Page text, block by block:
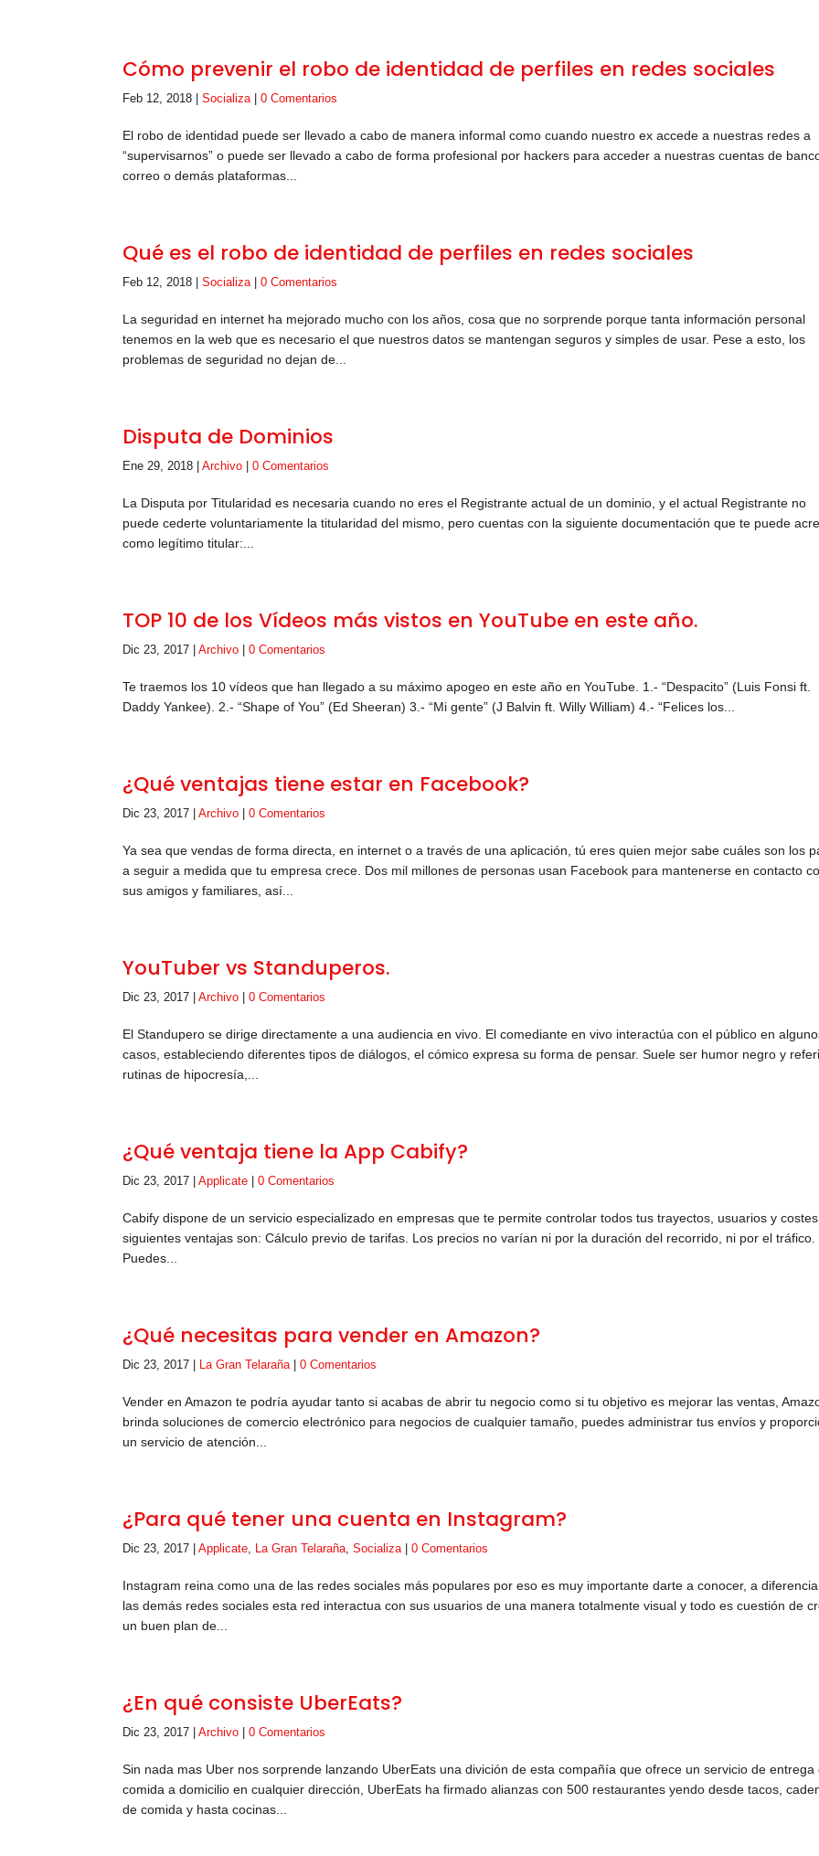
Cómo prevenir el robo de identidad de perfiles en redes sociales
Feb 12, 2018 |Socializa|0 Comentarios
El robo de identidad puede ser llevado a cabo de manera informal como cuando nuestro ex accede a nuestras redes a
“supervisarnos” o puede ser llevado a cabo de forma profesional por hackers para acceder a nuestras cuentas de
correo o demás plataformas...
Qué es el robo de identidad de perfiles en redes sociales
Feb 12, 2018 |Socializa|0 Comentarios
La seguridad en internet ha mejorado mucho con los años, cosa que no sorprende porque tanta información personal
tenemos en la web que es necesario el que nuestros datos se mantengan seguros y simples de usar. Pese a esto, los
problemas de seguridad no dejan de...
Disputa de Dominios
Ene 29, 2018 |Archivo |0 Comentarios
La Disputa por Titularidad es necesaria cuando no eres el Registrante actual de un dominio, y el actual Registrante no
puede cederte voluntariamente la titularidad del mismo, pero cuentas con la siguiente documentación que te puede
como legítimo titular:...
TOP 10 de los Vídeos más vistos en YouTube en este año.
Dic 23, 2017 |Archivo |0 Comentarios
Te traemos los 10 vídeos que han llegado a su máximo apogeo en este año en YouTube. 1.- “Despacito” (Luis Fonsi ft.
Daddy Yankee). 2.- “Shape of You” (Ed Sheeran) 3.- “Mi gente” (J Balvin ft. Willy William) 4.- “Felices los...
¿Qué ventajas tiene estar en Facebook?
Dic 23, 2017 |Archivo |0 Comentarios
Ya sea que vendas de forma directa, en internet o a través de una aplicación, tú eres quien mejor sabe cuáles son los
a seguir a medida que tu empresa crece. Dos mil millones de personas usan Facebook para mantenerse en contacto
sus amigos y familiares, así...
YouTuber vs Standuperos.
Dic 23, 2017 |Archivo |0 Comentarios
El Standupero se dirige directamente a una audiencia en vivo. El comediante en vivo interactúa con el público en
casos, estableciendo diferentes tipos de diálogos, el cómico expresa su forma de pensar. Suele ser humor negro y
rutinas de hipocresía,...
¿Qué ventaja tiene la App Cabify?
Dic 23, 2017 |Applicate |0 Comentarios
Cabify dispone de un servicio especializado en empresas que te permite controlar todos tus trayectos, usuarios y
siguientes ventajas son: Cálculo previo de tarifas. Los precios no varían ni por la duración del recorrido, ni por el tráfico.
Puedes...
¿Qué necesitas para vender en Amazon?
Dic 23, 2017 La Gran Telaraña|0 Comentarios
Vender en Amazon te podría ayudar tanto si acabas de abrir tu negocio como si tu objetivo es mejorar las ventas,
brinda soluciones de comercio electrónico para negocios de cualquier tamaño, puedes administrar tus envíos y
un servicio de atención...
¿Para qué tener una cuenta en Instagram?
Dic 23, 2017 |Applicate, La Gran Telaraña,Socializa|0 Comentarios
Instagram reina como una de las redes sociales más populares por eso es muy importante darte a conocer, a
las demás redes sociales esta red interactua con sus usuarios de una manera totalmente visual y todo es cuestión de
un buen plan de...
¿En qué consiste UberEats?
Dic 23, 2017 |Archivo |0 Comentarios
Sin nada mas Uber nos sorprende lanzando UberEats una divición de esta compañía que ofrece un servicio de entrega
comida a domicilio en cualquier dirección, UberEats ha firmado alianzas con 500 restaurantes yendo desde tacos,
de comida y hasta cocinas...